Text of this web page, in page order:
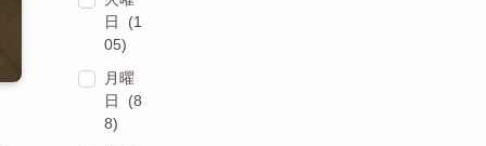
日 (1
05)
月曜
日 (8
8)